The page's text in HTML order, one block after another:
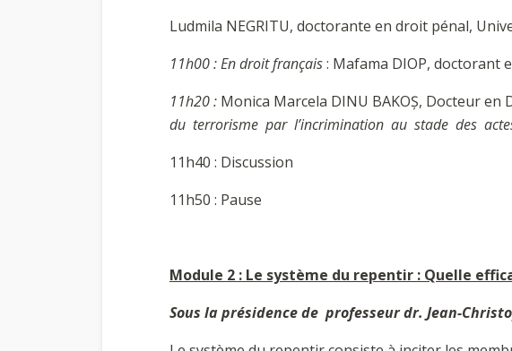
Ludmila NEGRITU, doctorante en droit pénal,
11h00 : En droit français: Mafama DIOP, doctorant
11h20 : Monica Marcela DINU BAKOȘ, Docteur
du terrorisme par l’incrimination au stade des actes
11h40 : Discussion
11h50 : Pause
Module 2 : Le système du repentir : Quelle
Sous la présidence de professeur dr. Jean-